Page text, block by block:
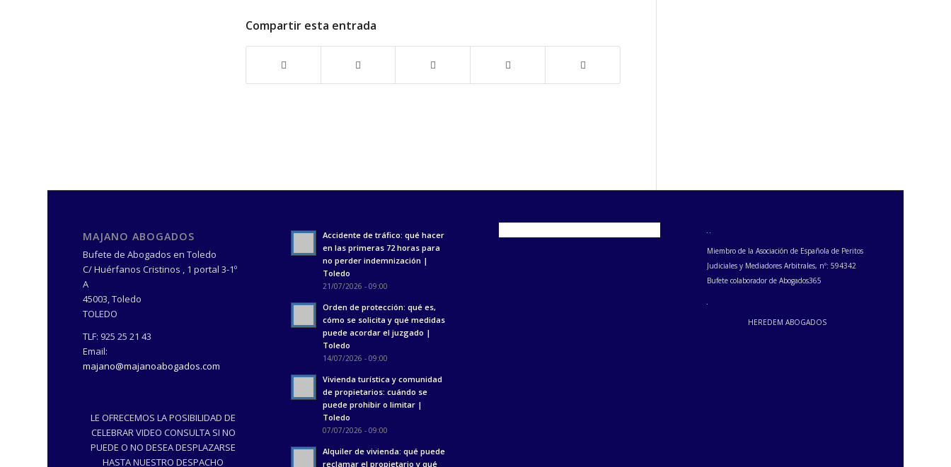
Compartir esta entrada
MAJANO ABOGADOS
Bufete de Abogados en Toledo
C/ Huérfanos Cristinos , 1 portal 3-1º
A
45003,Toledo
TOLEDO
TLF: 925 25 21 43
Email:
majano@majanoabogados.com
LE OFRECEMOS LA POSIBILIDAD DE
CELEBRAR VIDEO CONSULTA SI NO
PUEDE O NO DESEA DESPLAZARSE
HASTA NUESTRO DESPACHO
Accidente de tráfico: qué hacer
en las primeras 72 horas para
no perder indemnización |
Toledo
21/07/2026 - 09:00
Orden de protección: qué es,
cómo se solicita y qué medidas
puede acordar el juzgado |
Toledo
14/07/2026 - 09:00
Vivienda turística y comunidad
de propietarios: cuándo se
puede prohibir o limitar |
Toledo
07/07/2026 - 09:00
Alquiler de vivienda: qué puede
reclamar el propietario y qué
Miembro de la Asociación de Española de Peritos
Judiciales y Mediadores Arbitrales, nº: 594342
Bufete colaborador de Abogados365
HEREDEM ABOGADOS